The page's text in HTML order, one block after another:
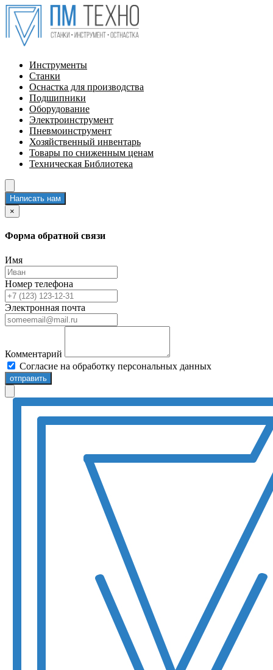
Инструменты
Станки
Оснастка для производства
Подшипники
Оборудование
Электроинструмент
Пневмоинструмент
Хозяйственный инвентарь
Товары по сниженным ценам
Техническая Библиотека
Написать нам
×
Форма обратной связи
Имя
Номер телефона
Электронная почта
Комментарий
Согласие на обработку персональных данных
отправить